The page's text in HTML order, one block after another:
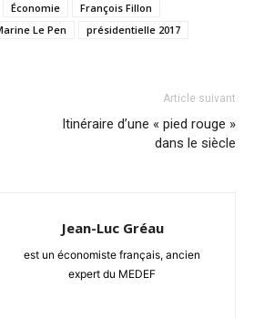
Économie
François Fillon
Le Pen présidentielle 2017
Article suivant
Itinéraire d’une « pied rouge »
dans le siècle
Jean-Luc Gréau
est un économiste français, ancien
expert du MEDEF